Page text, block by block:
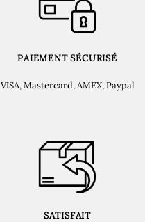
PAIEMENT SÉCURISÉ
VISA, Mastercard, AMEX, Paypal
SATISFAIT